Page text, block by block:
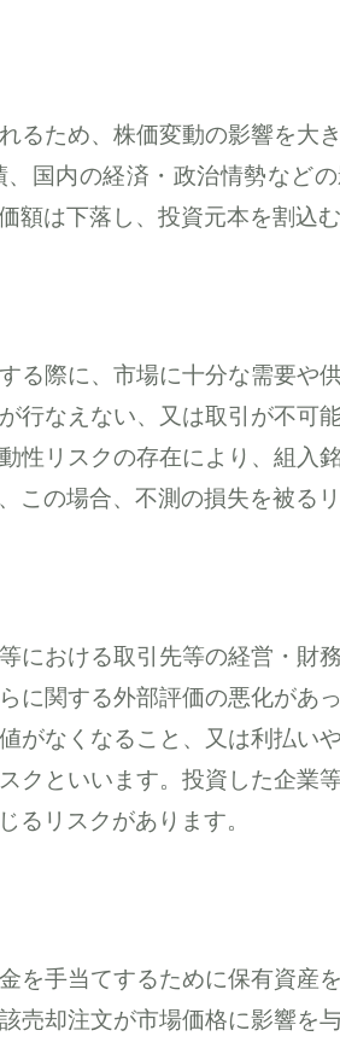
るため、株価変動の影響を大
国内の経済・政治情勢など
額は下落し、投資元本を割込む
る際に、市場に十分な需要や
行なえない、又は取引が不可
性リスクの存在により、組入
この場合、不測の損失を被るリ
における取引先等の経営・財
に関する外部評価の悪化があ
がなくなること、又は利払い
クといいます。投資した企業
るリスクがあります。
を手当てするために保有資産
売却注文が市場価格に影響を